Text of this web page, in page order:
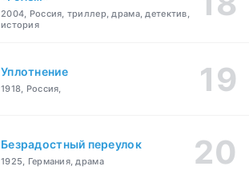
2004, Россия, триллер, драма, детектив,
история
Уплотнение
1918, Россия,
Безрадостный переулок
1925, Германия, драма